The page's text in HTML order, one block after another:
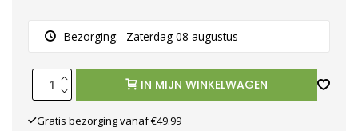
Bezorging: Zaterdag 08 augustus
IN MIJN WINKELWAGEN
Gratis bezorging vanaf €49.99